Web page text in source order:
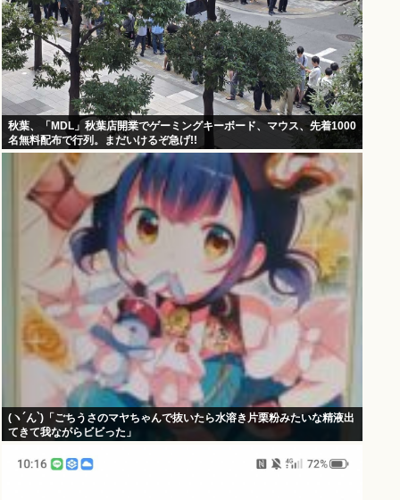
秋葉、「MDL」秋葉店開業でゲーミングキーボード、マウス、先着1000
名無料配布で行列。まだいけるぞ急げ!!
(ヽ´ん`)「ごちうさのマヤちゃんで抜いたら水溶き片栗粉みたいな精液出
てきて我ながらビビった」